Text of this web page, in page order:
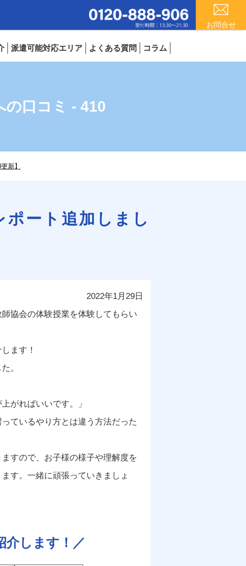
お問合せ
派遣可能対応エリア よくある質問 コラム
の口コミ - 410
新】
ート追加しまし
2022年1月29日
協会の体験授業を体験してもらい
ます！
。
がればいいです。」
ているやり方とは違う方法だった
すので、お子様の様子や理解度を
す。一緒に頑張っていきましょ
介します！／